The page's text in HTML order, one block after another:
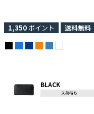
1,350 ポイント 送料無料
BLACK
入荷待ち